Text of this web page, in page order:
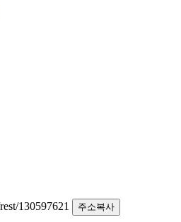
130597621
주소복사